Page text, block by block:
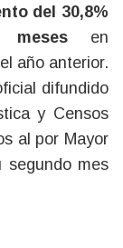
del 30,8%
en
año anterior.
difundido
y Censos
al por Mayor
segundo mes